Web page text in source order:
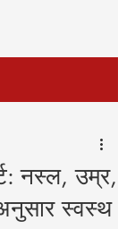
नस्ल, उम्र,
स्वस्थ